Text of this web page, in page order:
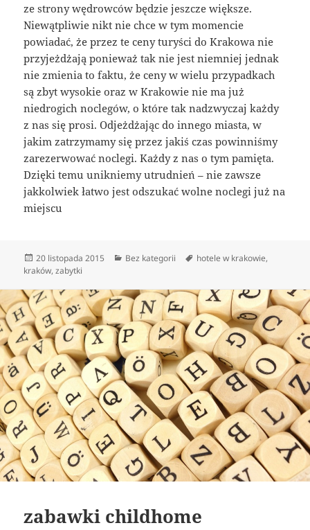
ze strony wędrowców będzie jeszcze większe.
Niewątpliwie nikt nie chce w tym momencie
powiadać, że przez te ceny turyści do Krakowa nie
przyjeżdżają ponieważ tak nie jest niemniej jednak
nie zmienia to faktu, że ceny w wielu przypadkach
są zbyt wysokie oraz w Krakowie nie ma już
niedrogich noclegów, o które tak nadzwyczaj każdy
z nas się prosi. Odjeżdżając do innego miasta, w
jakim zatrzymamy się przez jakiś czas powinniśmy
zarezerwować noclegi. Każdy z nas o tym pamięta.
Dzięki temu unikniemy utrudnień – nie zawsze
jakkolwiek łatwo jest odszukać wolne noclegi już na
miejscu
Data
publikacji
20 listopada 2015 Kategorie
Bez kategorii Tagi
hotele w krakowie,
kraków,zabytki
zabawki childhome